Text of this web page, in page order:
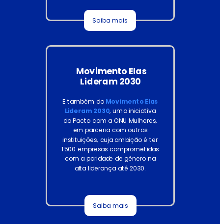
Saiba mais
E também do Movimento Elas
Lideram 2030, uma iniciativa
do Pacto com a ONU Mulheres,
em parceria com outras
instituições, cuja ambição é ter
1.500 empresas comprometidas
com a paridade de gênero na
alta liderança até 2030.
Saiba mais
Movimento Elas
Lideram 2030